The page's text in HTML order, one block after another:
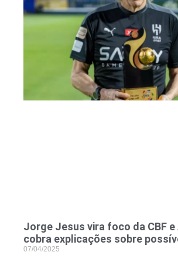
Jorge Jesus vira foco da CBF e
cobra explicações sobre
07/04/2025